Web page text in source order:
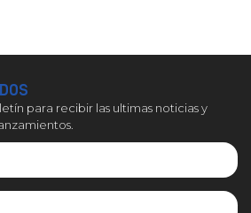
para recibir las ultimas noticias y